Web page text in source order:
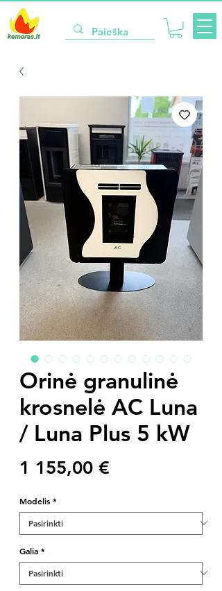
Orinė granulinė
krosnelė AC Luna
/ Luna Plus 5 kW
1 155,00 €
Modelis *
Galia *